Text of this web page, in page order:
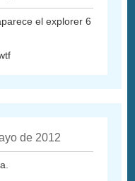
el explorer 6
de 2012